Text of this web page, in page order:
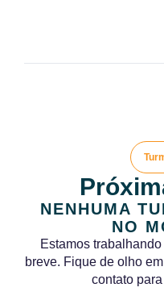
NENHUMA
NO
Estamos
breve. Fique de olho
contato